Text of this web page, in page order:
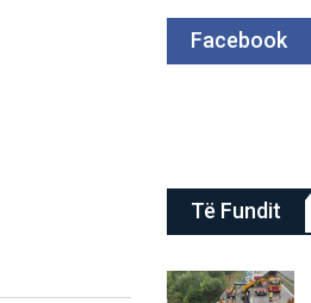
Facebook
Të Fundit